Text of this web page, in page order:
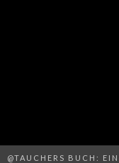
@TAUCHERS BUCH: